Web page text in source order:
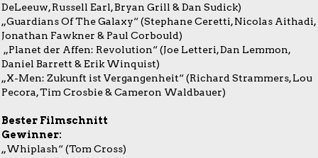
DeLeeuw, Russell Earl, Bryan Grill & Dan Sudick)
„Guardians Of The Galaxy“ (Stephane Ceretti, Nicolas Aithadi,
Jonathan Fawkner & Paul Corbould)
„Planet der Affen: Revolution“ (Joe Letteri, Dan Lemmon,
Daniel Barrett & Erik Winquist)
„X-Men: Zukunft ist Vergangenheit“ (Richard Strammers, Lou
Pecora, Tim Crosbie & Cameron Waldbauer)
Bester Filmschnitt
Gewinner:
„Whiplash“ (Tom Cross)